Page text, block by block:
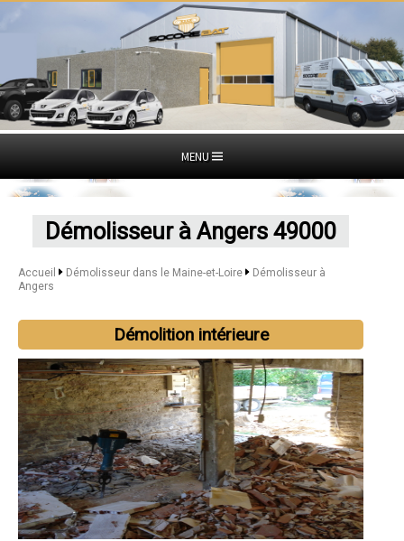
MENU
Démolisseur à Angers 49000
Accueil Démolisseur dans le Maine-et-Loire
Démolisseur à
Angers
Démolition intérieure